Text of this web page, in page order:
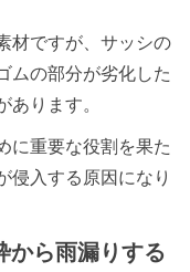
材ですが、サッシの
ムの部分が劣化した
ります。
に重要な役割を果た
侵入する原因になり
から雨漏りする